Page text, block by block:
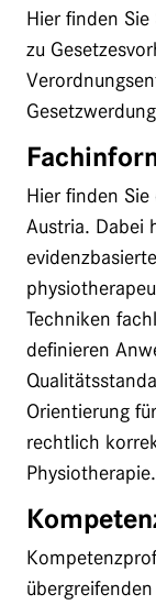
Hier finden
zu
Hier finden Sie
Austria. Dabei
Techniken
definieren
Orientierung
rechtlich
Physiotherapie.